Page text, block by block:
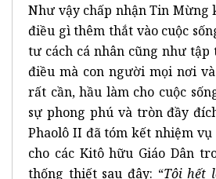
Như vậy chấp nhận Tin Mừng
điều gì thêm thắt vào cuộc
tư cách cá nhân cũng như
điều mà con người mọi nơi
rất cần, hầu làm cho cuộc
sự phong phú và tròn đầy
Phaolô II đã tóm kết nhiệm vụ
cho các Kitô hữu Giáo Dân
thống thiết sau đây: “Tôi hết